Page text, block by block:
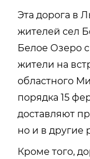
Эта дорога в
жителей сел
Белое Озеро
жители на
областного
порядка 15
доставляют
но и в другие
Кроме того,